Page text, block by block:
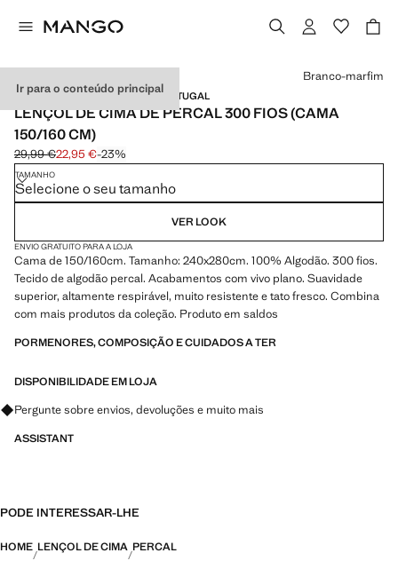
Ir para o conteúdo principal
PERCAL / 300 FIOS / MADE IN PORTUGAL
LENÇOL DE CIMA DE PERCAL 300 FIOS (CAMA
150/160 CM)
Preço inicial riscado [29,99 € ]
29,99 €
Preço atual [22,95 € ]
22,95 €-23%
Selecione uma cor
Branco-marfim
TAMANHO
Selecione o seu tamanho
VER LOOK
ENVIO GRATUITO PARA A LOJA
Cama de 150/160cm. Tamanho: 240x280cm. 100% Algodão. 300 fios.
Tecido de algodão percal. Acabamentos com vivo plano. Suavidade
superior, altamente respirável, muito resistente e tato fresco. Combina
com mais produtos da coleção. Produto em saldos
PORMENORES, COMPOSIÇÃO E CUIDADOS A TER
DISPONIBILIDADE EM LOJA
Pergunte sobre envios, devoluções e muito mais
ASSISTANT
PODE INTERESSAR-LHE
HOME LENÇOL DE CIMA PERCAL